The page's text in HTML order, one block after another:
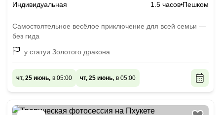
Индивидуальная 1.5 часов Пешком
Самостоятельное весёлое приключение для всей семьи —
без гида
у статуи Золотого дракона
чт, 25 июнь, в 05:00 чт, 25 июнь, в 05:00